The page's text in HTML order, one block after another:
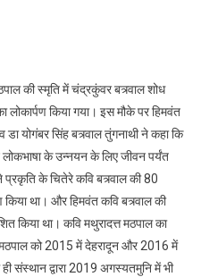
की स्मृति में चंद्रकुंवर बत्र्वाल शोध
किया गया। इस मौके पर हिमवंत
योगंबर सिंह बत्र्वाल तुंगनाथी ने कहा कि
के उन्नयन के लिए जीवन पर्यंत
प्रकृति के चितेरे कवि बत्र्वाल की 80
था। और हिमवंत कवि बत्र्वाल की
किया था। कवि मथुरादत्त मठपाल का
मठपाल को 2015 में देहरादून और 2016 में
संस्थान द्वारा 2019 अगस्यतमुनि में भी